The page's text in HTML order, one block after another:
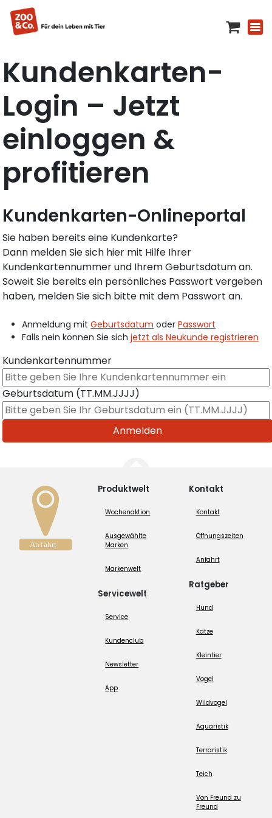
Kundenkarten-
Login – Jetzt
einloggen &
profitieren
Kundenkarten-Onlineportal
Sie haben bereits eine Kundenkarte?
Dann melden Sie sich hier mit Hilfe Ihrer
Kundenkartennummer und Ihrem Geburtsdatum an.
Soweit Sie bereits ein persönliches Passwort vergeben
haben, melden Sie sich bitte mit dem Passwort an.
Anmeldung mitGeburtsdatum oderPasswort
Falls nein können Sie sichjetzt als Neukunde registrieren
Kundenkartennummer
Geburtsdatum (TT.MM.JJJJ)
Produktwelt
Wochenaktion
Ausgewählte
Marken
Markenwelt
Servicewelt
Service
Kundenclub
Newsletter
App
Kontakt
Kontakt
Öffnungszeiten
Anfahrt
Ratgeber
Hund
Katze
Kleintier
Vogel
Wildvogel
Aquaristik
Terraristik
Teich
Von Freund zu
Freund